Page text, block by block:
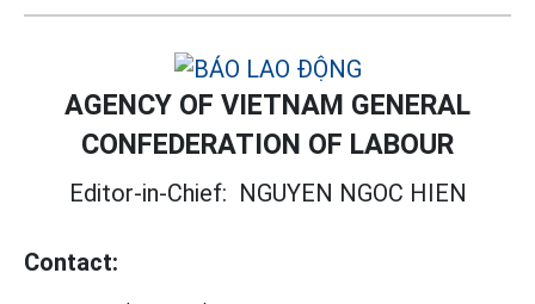
AGENCY OF VIETNAM GENERAL
CONFEDERATION OF LABOUR
Editor-in-Chief: NGUYEN NGOC HIEN
Contact: